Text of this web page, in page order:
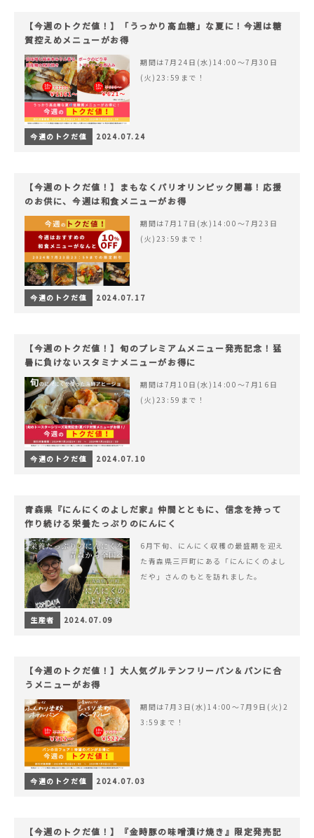
【今週のトクだ値！】「うっかり高血糖」な夏に！今週は糖
質控えめメニューがお得
期間は7月24日(水)14:00〜7月30日
(火)23:59まで！
今週のトクだ値 2024.07.24
【今週のトクだ値！】まもなくパリオリンピック開幕！応援
のお供に、今週は和食メニューがお得
期間は7月17日(水)14:00〜7月23日
(火)23:59まで！
今週のトクだ値 2024.07.17
【今週のトクだ値！】旬のプレミアムメニュー発売記念！猛
暑に負けないスタミナメニューがお得に
期間は7月10日(水)14:00〜7月16日
(火)23:59まで！
今週のトクだ値 2024.07.10
青森県『にんにくのよしだ家』仲間とともに、信念を持って
作り続ける栄養たっぷりのにんにく
6月下旬、にんにく収穫の最盛期を迎え
た青森県三戸町にある「にんにくのよし
だや」さんのもとを訪れました。
生産者 2024.07.09
【今週のトクだ値！】大人気グルテンフリーパン＆パンに合
うメニューがお得
期間は7月3日(水)14:00〜7月9日(火)2
3:59まで！
今週のトクだ値 2024.07.03
【今週のトクだ値！】『金時豚の味噌漬け焼き』限定発売記